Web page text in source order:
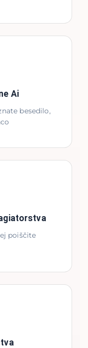
Ai
besedilo,
poiščite